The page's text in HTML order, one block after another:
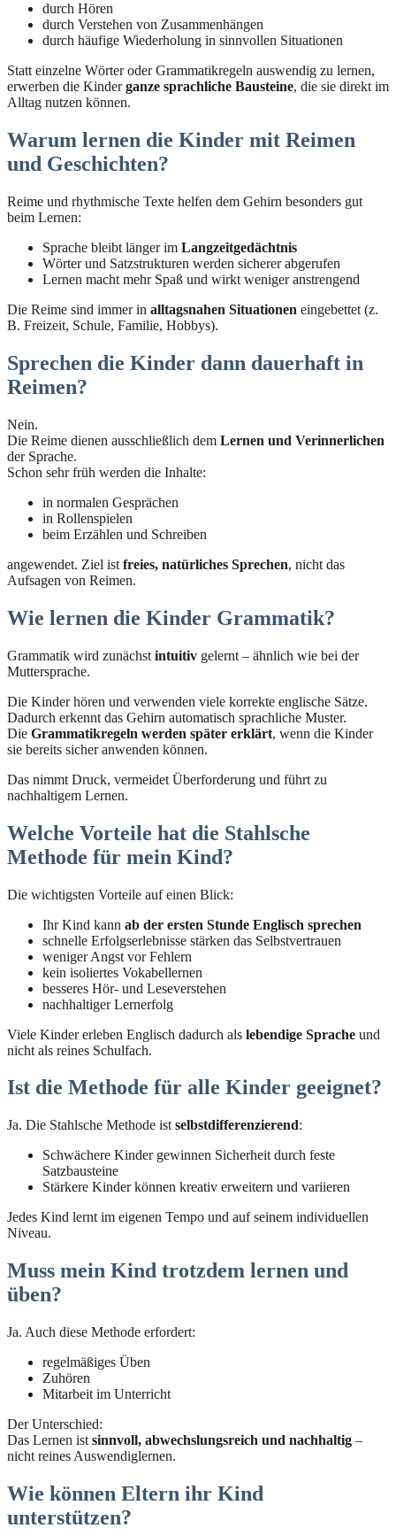
durch Hören
durch Verstehen von Zusammenhängen
durch häufige Wiederholung in sinnvollen Situationen
Statt einzelne Wörter oder Grammatikregeln auswendig zu lernen,
erwerben die Kinderganze sprachliche Bausteine, die sie direkt im
Alltag nutzen können.
Warum lernen die Kinder mit Reimen
und Geschichten?
Reime und rhythmische Texte helfen dem Gehirn besonders gut
beim Lernen:
Sprache bleibt länger im Langzeitgedächtnis
Wörter und Satzstrukturen werden sicherer abgerufen
Lernen macht mehr Spaß und wirkt weniger anstrengend
Die Reime sind immer in alltagsnahen Situationen eingebettet (z.
B. Freizeit, Schule, Familie, Hobbys).
Sprechen die Kinder dann dauerhaft in
Reimen?
Nein.
Die Reime dienen ausschließlich dem Lernen und Verinnerlichen
der Sprache.
Schon sehr früh werden die Inhalte:
in normalen Gesprächen
in Rollenspielen
beim Erzählen und Schreiben
angewendet. Ziel ist freies, natürliches Sprechen, nicht das
Aufsagen von Reimen.
Wie lernen die Kinder Grammatik?
Grammatik wird zunächst intuitiv gelernt – ähnlich wie bei der
Muttersprache.
Die Kinder hören und verwenden viele korrekte englische Sätze.
Dadurch erkennt das Gehirn automatisch sprachliche Muster.
Die Grammatikregeln werden später erklärt, wenn die Kinder
sie bereits sicher anwenden können.
Das nimmt Druck, vermeidet Überforderung und führt zu
nachhaltigem Lernen.
Welche Vorteile hat die Stahlsche
Methode für mein Kind?
Die wichtigsten Vorteile auf einen Blick:
Ihr Kind kann ab der ersten Stunde Englisch sprechen
schnelle Erfolgserlebnisse stärken das Selbstvertrauen
weniger Angst vor Fehlern
kein isoliertes Vokabellernen
besseres Hör- und Leseverstehen
nachhaltiger Lernerfolg
Viele Kinder erleben Englisch dadurch als lebendige Sprache und
nicht als reines Schulfach.
Ist die Methode für alle Kinder geeignet?
Ja. Die Stahlsche Methode ist selbstdifferenzierend:
Schwächere Kinder gewinnen Sicherheit durch feste
Satzbausteine
Stärkere Kinder können kreativ erweitern und variieren
Jedes Kind lernt im eigenen Tempo und auf seinem individuellen
Niveau.
Muss mein Kind trotzdem lernen und
üben?
Ja. Auch diese Methode erfordert:
regelmäßiges Üben
Zuhören
Mitarbeit im Unterricht
Der Unterschied:
Das Lernen ist sinnvoll, abwechslungsreich und nachhaltig –
nicht reines Auswendiglernen.
Wie können Eltern ihr Kind
unterstützen?